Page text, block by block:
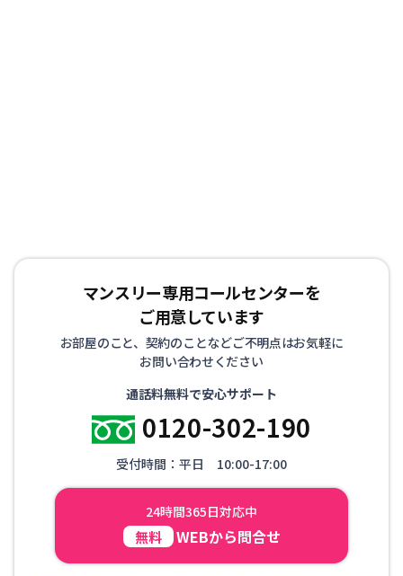
マンスリー専用コールセンターを
ご用意しています
お部屋のこと、契約のことなどご不明点はお気軽に
お問い合わせください
通話料無料で安心サポート
0120-302-190
受付時間：平日 10:00-17:00
24時間365日対応中
無料 WEBから問合せ